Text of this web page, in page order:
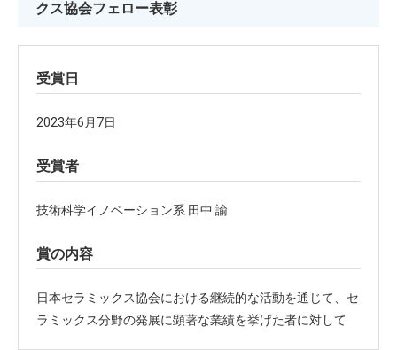
クス協会フェロー表彰
受賞日
2023年6月7日
受賞者
技術科学イノベーション系 田中 諭
賞の内容
日本セラミックス協会における継続的な活動を通じて、セ
ラミックス分野の発展に顕著な業績を挙げた者に対して